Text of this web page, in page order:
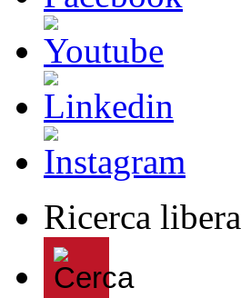
Ricerca libera